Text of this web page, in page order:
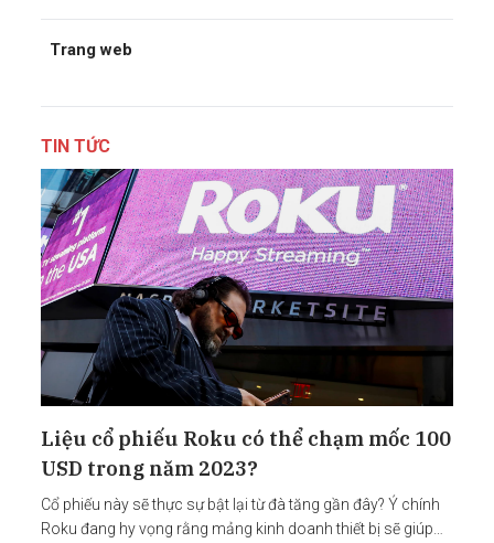
Trang web
TIN TỨC
Liệu cổ phiếu Roku có thể chạm mốc 100
USD trong năm 2023?
Cổ phiếu này sẽ thực sự bật lại từ đà tăng gần đây? Ý chính
Roku đang hy vọng rằng mảng kinh doanh thiết bị sẽ giúp